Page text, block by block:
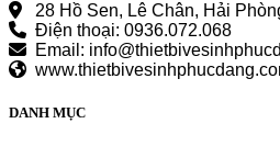
28 Hồ Sen, Lê Chân, Hải
Điện thoại: 0936.072.068
Email:
DANH MỤC